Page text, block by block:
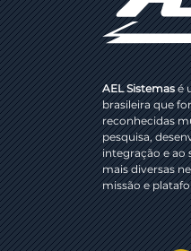
AEL Sistemasé
brasileira que
reconhecidas
pesquisa,
integração e ao
mais diversas
missão e